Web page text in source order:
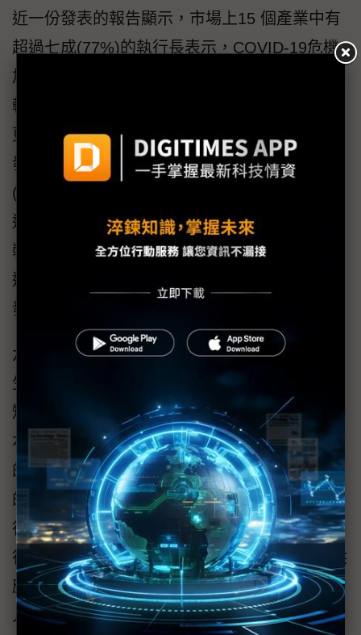
近一份發表的報告顯示，市場上15 個產業中有
超過七成(77%)的執行長表示，COVID-19危機
加速了數位轉型，並預計生命科技產業的數位
轉型趨勢更將持續加速，企業將積極推動實現
更長遠的策略數位化目標，從單純的「數位化
發展」(doing digital)跨至「化身數位思維」
(being digital)。舉例而言，莫德納(Moderna)透
過建構雲端支援、流程和資料整合、智慧連網
裝置、自動化、分析技術和 AI 等數位基礎，快
速且流暢將 mRNA 藥物從概念、研究和臨床開
發再到為患者提供服務。
六、 提高供應鏈韌性
生命科技企業因全球疫情、市場動盪和半導體
短缺等因素造成的供應鏈中斷，影響其營運成
本和利潤，正重新思考營運策略和強化供應鏈
的韌性。根據最近Deloitte與《財星》雜誌所做
的調查，67% 的生命科技和醫療照護產業的執
行長預計改變獲利／訂價模式，以及半數的執
行長有意在 2022 年與更多合作夥伴共同拓展供
應鏈生態系，並透過使用自動化、智慧工廠及
人工智慧等技術，來推動生產流程的數位化及